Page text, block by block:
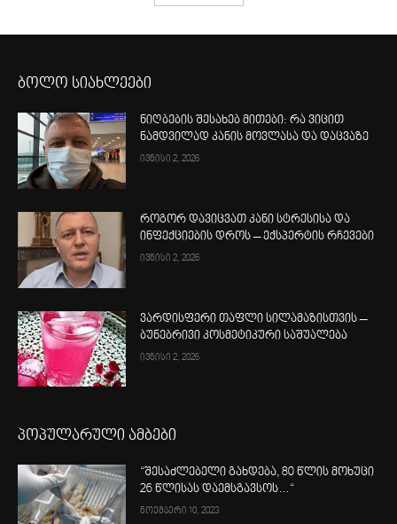
ბოლო სიახლეები
ნიღბების შესახებ მითები: რა ვიცით
ნამდვილად კანის მოვლასა და დაცვაზე
ივნისი 2, 2026
როგორ დავიცვათ კანი სტრესისა და
ინფექციების დროს – ექსპერტის რჩევები
ივნისი 2, 2026
ვარდისფერი თაფლი სილამაზისთვის –
ბუნებრივი კოსმეტიკური საშუალება
ივნისი 2, 2026
პოპულარული ამბები
“შესაძლებელი გახდება, 80 წლის მოხუცი
26 წლისას დაემსგავსოს…“
ნოემბერი 10, 2023